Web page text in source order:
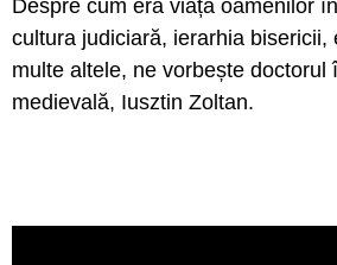
Despre cum era viața oamenilor
cultura judiciară, ierarhia bisericii,
multe altele, ne vorbește doctorul
medievală, Iusztin Zoltan.